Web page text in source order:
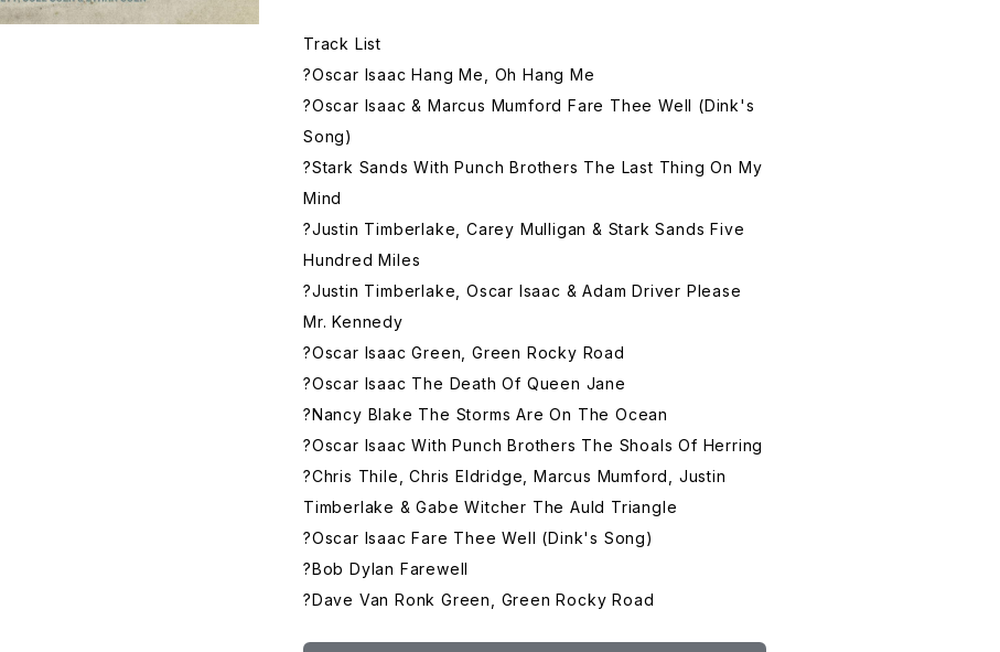
Track List
?Oscar Isaac Hang Me, Oh Hang Me
?Oscar Isaac & Marcus Mumford Fare Thee Well (Dink's
Song)
?Stark Sands With Punch Brothers The Last Thing On My
Mind
?Justin Timberlake, Carey Mulligan & Stark Sands Five
Hundred Miles
?Justin Timberlake, Oscar Isaac & Adam Driver Please
Mr. Kennedy
?Oscar Isaac Green, Green Rocky Road
?Oscar Isaac The Death Of Queen Jane
?Nancy Blake The Storms Are On The Ocean
?Oscar Isaac With Punch Brothers The Shoals Of Herring
?Chris Thile, Chris Eldridge, Marcus Mumford, Justin
Timberlake & Gabe Witcher The Auld Triangle
?Oscar Isaac Fare Thee Well (Dink's Song)
?Bob Dylan Farewell
?Dave Van Ronk Green, Green Rocky Road